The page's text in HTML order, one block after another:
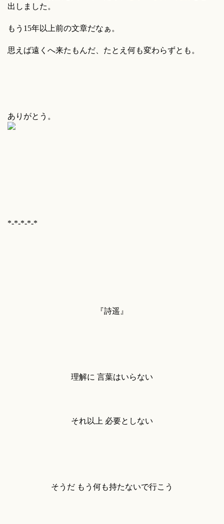
出しました。
もう15年以上前の文章だなぁ。
思えば遠くへ来たもんだ、たとえ何も変わらずとも。
ありがとう。
*-*-*-*-*
『詩遥』
理解に 言葉はいらない
それ以上 必要としない
そうだ もう何も持たないで行こう